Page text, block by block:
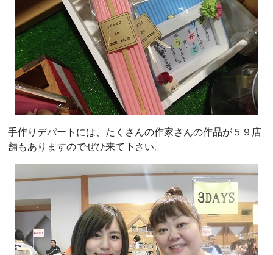
手作りデパートには、たくさんの作家さんの作品が５９店
舗もありますのでぜひ来て下さい。